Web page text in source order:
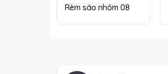
Rèm sáo nhôm 08